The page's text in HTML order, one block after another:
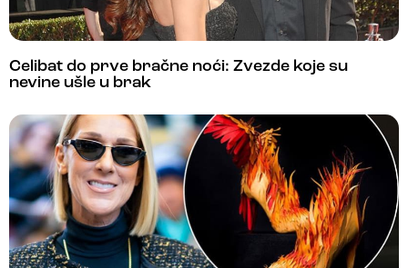
Celibat do prve bračne noći: Zvezde koje su
nevine ušle u brak